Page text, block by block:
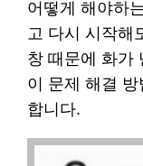
어떻게 해야하
고 다시 시작해
창 때문에 화가
이 문제 해결
합니다.